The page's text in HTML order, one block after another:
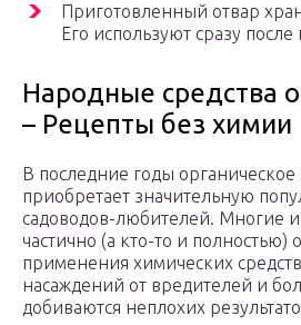
Приготовленный отвар
Его используют сразу
Народные средства
– Рецепты без химии
В последние годы
приобретает значительную
садоводов-любителей. Многие
частично (а кто-то и полностью)
применения химических
насаждений от вредителей и
добиваются неплохих